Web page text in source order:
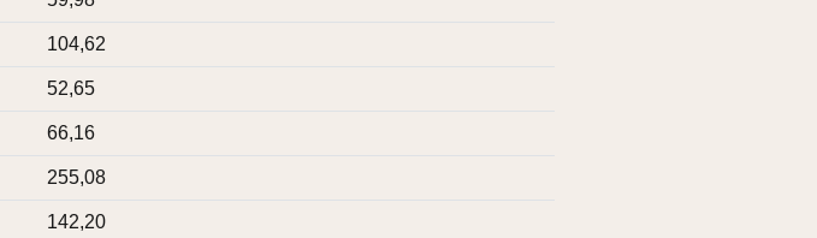
104,62
52,65
66,16
255,08
142,20